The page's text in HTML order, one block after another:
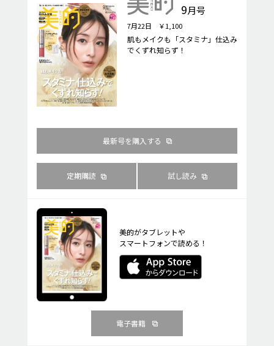
9月号
7月22日 ￥1,100
肌もメイクも「スタミナ」仕込み
でくずれ知らず！
最新号を購入する
定期購読 試し読み
美的がタブレットや
スマートフォンで読める！
電子書籍